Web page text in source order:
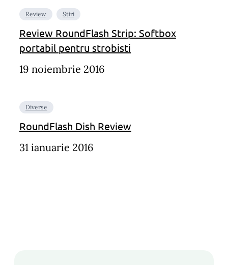
Review Stiri
Review RoundFlash Strip: Softbox
portabil pentru strobisti
19 noiembrie 2016
Diverse
RoundFlash Dish Review
31 ianuarie 2016